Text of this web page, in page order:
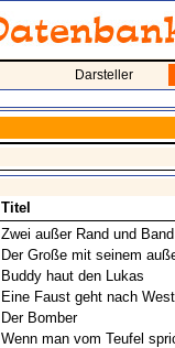
Darsteller
Titel
Zwei außer Rand und Band
Der Große mit seinem
Buddy haut den Lukas
Eine Faust geht nach
Der Bomber
Wenn man vom Teufel